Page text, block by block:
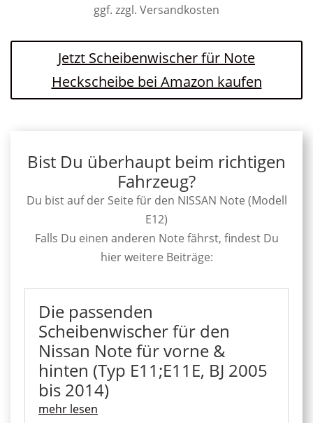
ggf. zzgl. Versandkosten
Jetzt Scheibenwischer für Note
Heckscheibe bei Amazon kaufen
Bist Du überhaupt beim richtigen
Fahrzeug?
Du bist auf der Seite für den NISSAN Note (Modell
E12)
Falls Du einen anderen Note fährst, findest Du
hier weitere Beiträge:
Die passenden
Scheibenwischer für den
Nissan Note für vorne &
hinten (Typ E11;E11E, BJ 2005
bis 2014)
mehr lesen